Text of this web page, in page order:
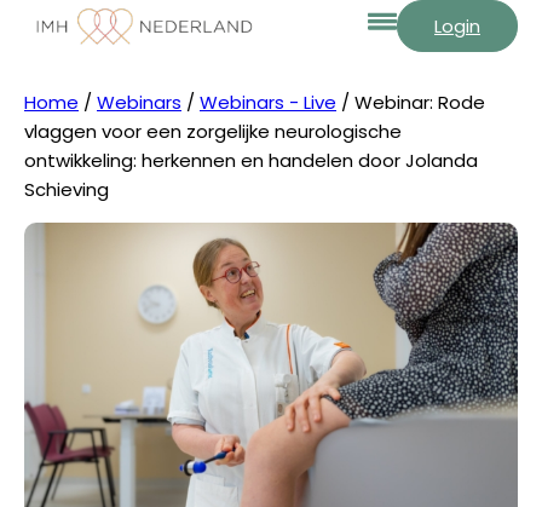
Login
Home / Webinars / Webinars - Live / Webinar: Rode
vlaggen voor een zorgelijke neurologische
ontwikkeling: herkennen en handelen door Jolanda
Schieving